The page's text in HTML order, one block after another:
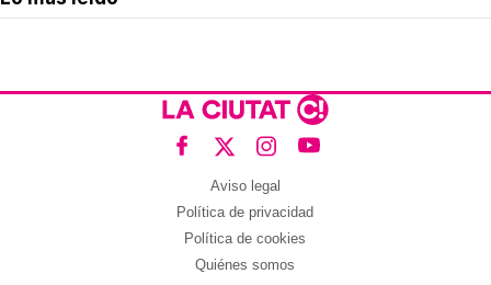
Aviso legal
Política de privacidad
Política de cookies
Quiénes somos